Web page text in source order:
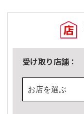
受け取り店舗：
お店を選ぶ